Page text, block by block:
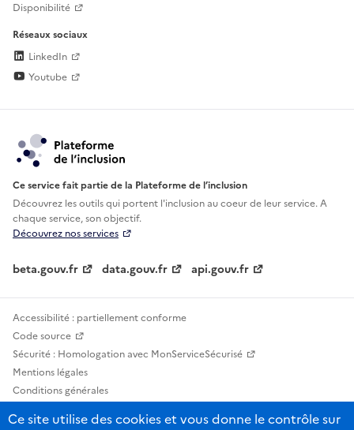
Disponibilité
Réseaux sociaux
LinkedIn
Youtube
Ce service fait partie de la Plateforme de l’inclusion
Découvrez les outils qui portent l'inclusion aucoeur de leur service. A
chaque service, son objectif.
Découvrez nos services
beta.gouv.fr data.gouv.fr api.gouv.fr
Accessibilité : partiellement conforme
Code source
Sécurité : Homologation avec MonServiceSécurisé
Mentions légales
Conditions générales
Statistiques, lexiques et indicateurs
Ce site utilise des cookies et vous donne le contrôle sur